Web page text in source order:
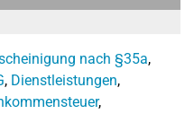
nach §35a,
, Dienstleistungen,
,